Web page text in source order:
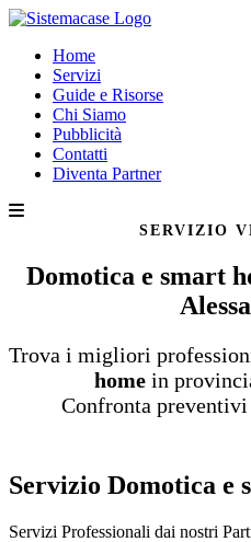
Home
Servizi
Guide e Risorse
Chi Siamo
Pubblicità
Contatti
Diventa Partner
SERVIZIO
Domotica e smart
Trova i migliori
home in
Confronta
Servizio Domotica e
Servizi Professionali dai nostri